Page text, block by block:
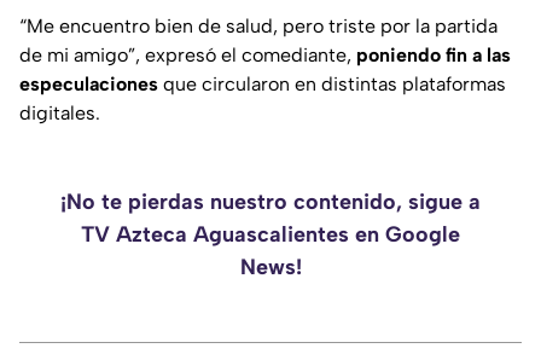
“Me encuentro bien de salud, pero triste por la partida
de mi amigo”, expresó el comediante, poniendo fin a las
especulaciones que circularon en distintas plataformas
digitales.
¡No te pierdas nuestro contenido, sigue a
TV Azteca Aguascalientes en Google
News!